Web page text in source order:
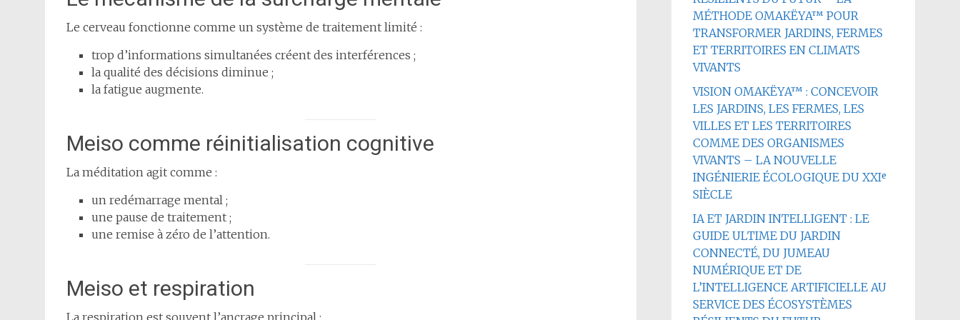
Le cerveau fonctionne comme un système de traitement limité :
trop d’informations simultanées créent des interférences ;
la qualité des décisions diminue ;
la fatigue augmente.
Meiso comme réinitialisation cognitive
La méditation agit comme :
un redémarrage mental ;
une pause de traitement ;
une remise à zéro de l’attention.
Meiso et respiration
MÉTHODE OMAKËYA™ POUR
TRANSFORMER JARDINS, FERMES
ET TERRITOIRES EN CLIMATS
VIVANTS
VISION OMAKËYA™ : CONCEVOIR
LES JARDINS, LES FERMES, LES
VILLES ET LES TERRITOIRES
COMME DES ORGANISMES
VIVANTS – LA NOUVELLE
INGÉNIERIE ÉCOLOGIQUE DU XXIᵉ
SIÈCLE
IA ET JARDIN INTELLIGENT : LE
GUIDE ULTIME DU JARDIN
CONNECTÉ, DU JUMEAU
NUMÉRIQUE ET DE
L’INTELLIGENCE ARTIFICIELLE AU
SERVICE DES ÉCOSYSTÈMES